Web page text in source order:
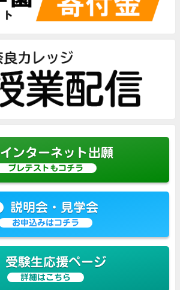
インターネット出願
プレテストもコチラ
説明会・見学会
お申込みはコチラ
受験生応援ページ
詳細はこちら